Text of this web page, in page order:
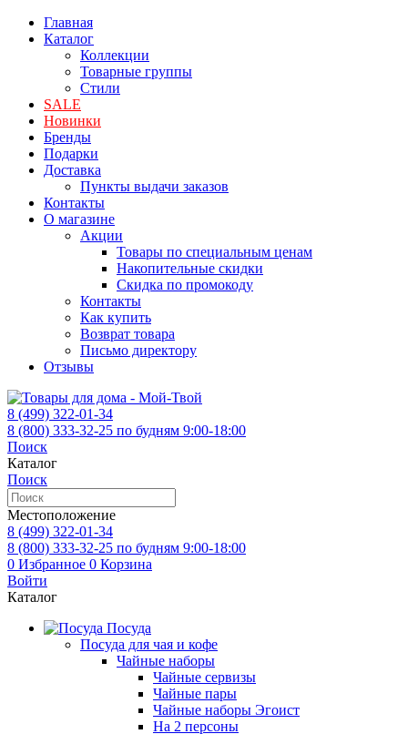
Главная
Каталог
Коллекции
Товарные группы
Стили
SALE
Новинки
Бренды
Подарки
Доставка
Пункты выдачи заказов
Контакты
О магазине
Акции
Товары по специальным ценам
Накопительные скидки
Скидка по промокоду
Контакты
Как купить
Возврат товара
Письмо директору
Отзывы
8 (499) 322-01-34
8 (800) 333-32-25 по будням 9:00-18:00
Поиск
Каталог
Поиск
Местоположение
8 (499) 322-01-34
8 (800) 333-32-25 по будням 9:00-18:00
0 Избранное 0 Корзина
Войти
Каталог
Посуда
Посуда для чая и кофе
Чайные наборы
Чайные сервизы
Чайные пары
Чайные наборы Эгоист
На 2 персоны